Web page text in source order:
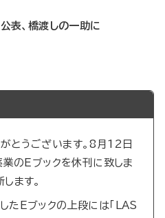
表、橋渡しの一助に
とうございます。8月12日
業のEブックを休刊に致しま
ます。
Eブックの上段には「LAS